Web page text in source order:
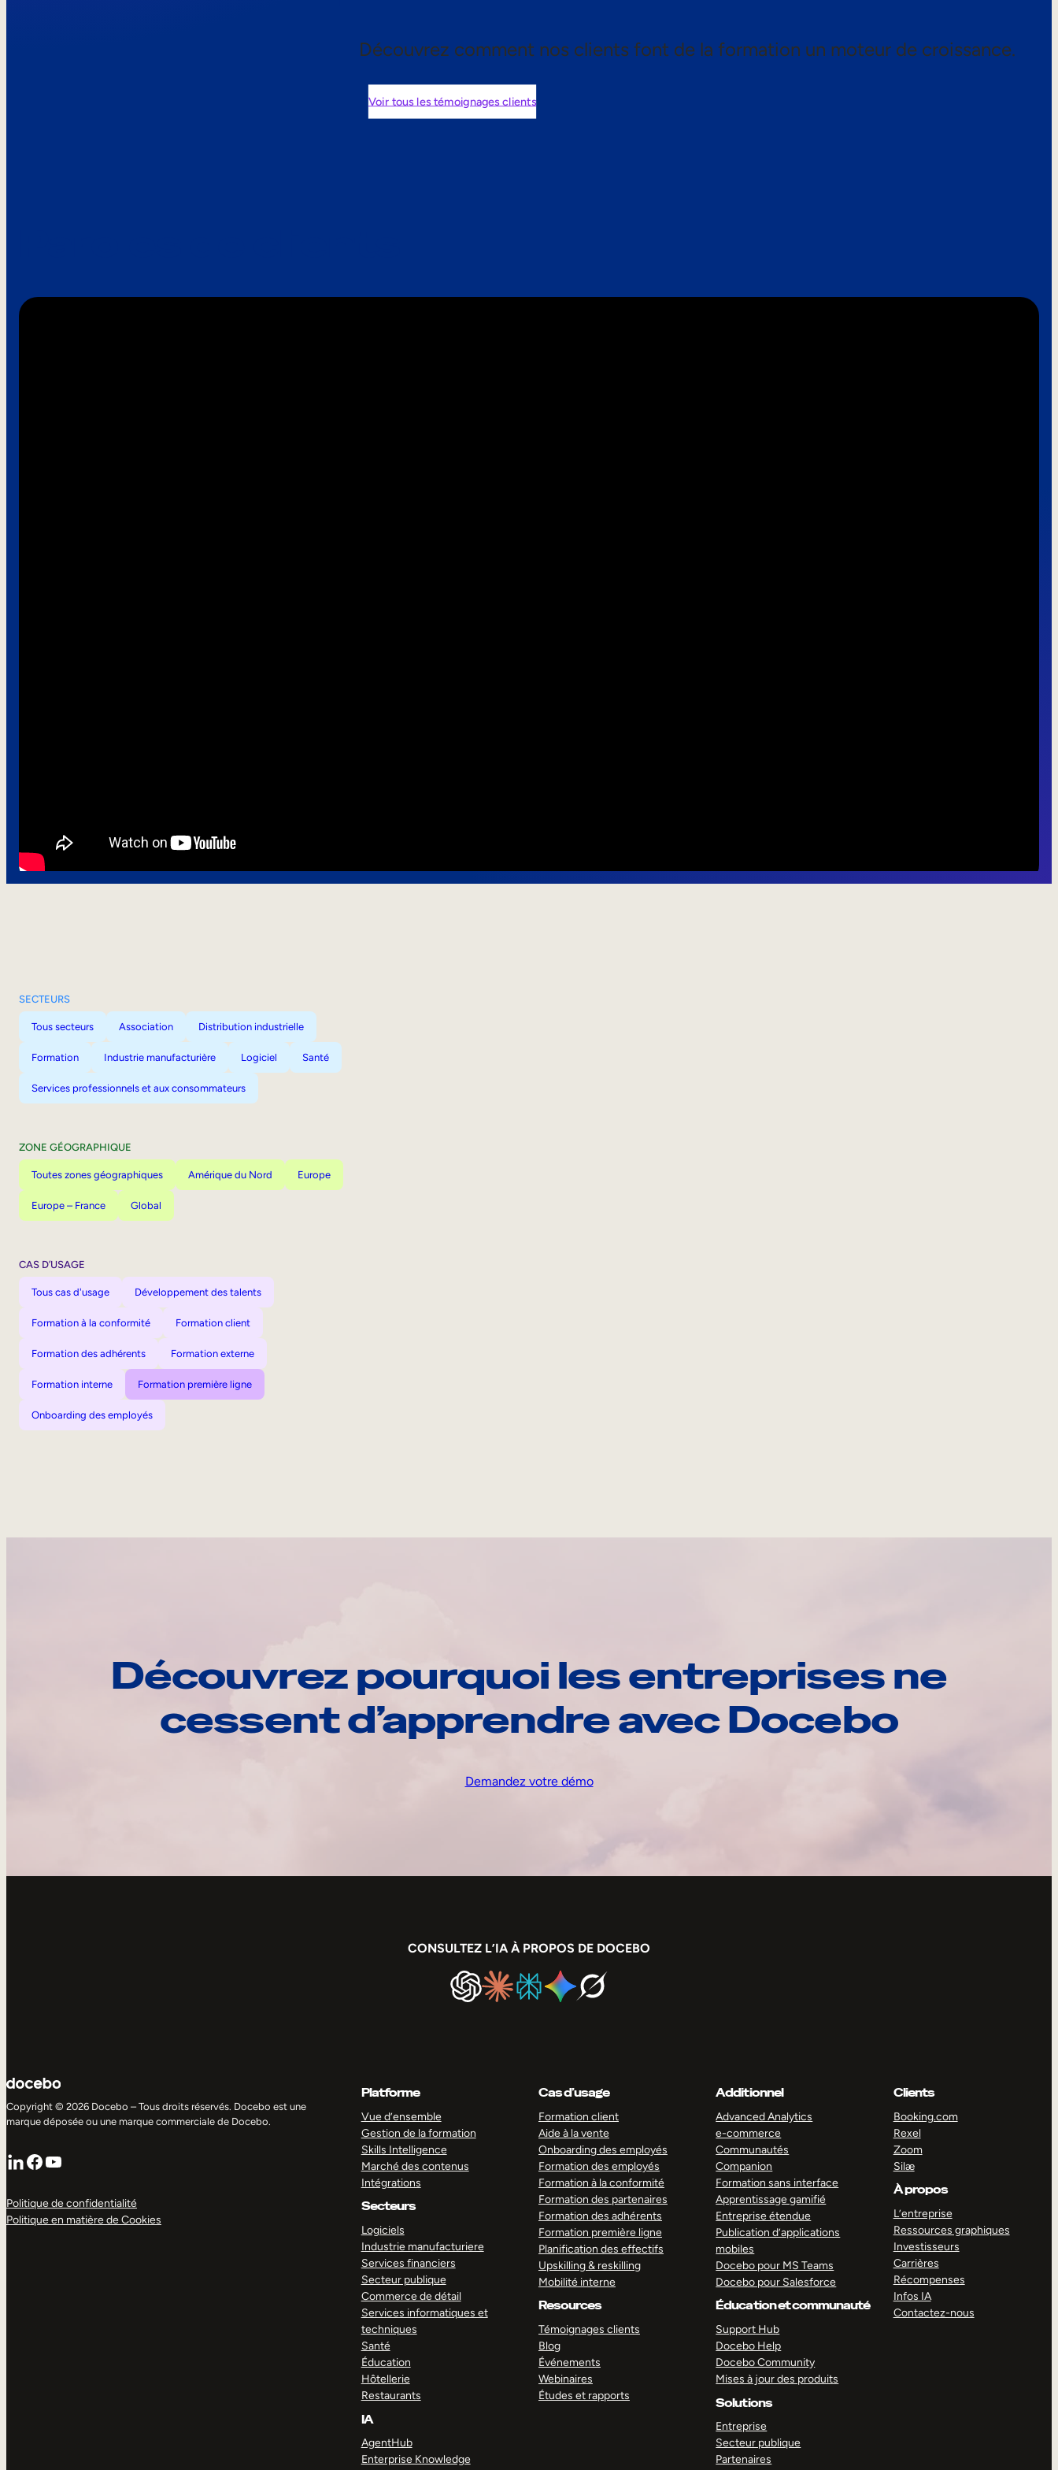
Découvrez comment nos clients font de la formation un moteur de croissance.
Voir tous les témoignages clients
SECTEURS
Tous secteurs Association Distribution industrielle
Formation Industrie manufacturière Logiciel Santé
Services professionnels et aux consommateurs
ZONE GÉOGRAPHIQUE
Toutes zones géographiques Amérique du Nord Europe
Europe – France Global
CAS D’USAGE
Tous cas d'usage Développement des talents
Formation à la conformité Formation client
Formation des adhérents Formation externe
Formation interne Formation première ligne
Onboarding des employés
Découvrez pourquoi les entreprises ne
cessent d’apprendre avec Docebo
Demandez votre démo
CONSULTEZ L’IA À PROPOS DE DOCEBO
Copyright © 2026 Docebo – Tous droits réservés. Docebo est une
marque déposée ou une marque commerciale de Docebo.
LinkedIn
Facebook
YouTube
Politique de confidentialité
Politique en matière de Cookies
Platforme
Vue d’ensemble
Gestion de la formation
Skills Intelligence
Marché des contenus
Intégrations
Secteurs
Logiciels
Industrie manufacturiere
Services financiers
Secteur publique
Commerce de détail
Services informatiques et
techniques
Santé
Éducation
Hôtellerie
Restaurants
IA
AgentHub
Enterprise Knowledge
Cas d’usage
Formation client
Aide à la vente
Onboarding des employés
Formation des employés
Formation à la conformité
Formation des partenaires
Formation des adhérents
Formation première ligne
Planification des effectifs
Upskilling & reskilling
Mobilité interne
Resources
Témoignages clients
Blog
Événements
Webinaires
Études et rapports
Additionnel
Advanced Analytics
e-commerce
Communautés
Companion
Formation sans interface
Apprentissage gamifié
Entreprise étendue
Publication d’applications
mobiles
Docebo pour MS Teams
Docebo pour Salesforce
Éducation et communauté
Support Hub
Docebo Help
Docebo Community
Mises à jour des produits
Solutions
Entreprise
Secteur publique
Partenaires
Clients
Booking.com
Rexel
Zoom
Silæ
À propos
L’entreprise
Ressources graphiques
Investisseurs
Carrières
Récompenses
Infos IA
Contactez-nous